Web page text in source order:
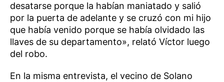
desatarse porque la habían maniatado y salió
por la puerta de adelante y se cruzó con mi hijo
que había venido porque se había olvidado las
llaves de su departamento», relató Víctor luego
del robo.
En la misma entrevista, el vecino de Solano